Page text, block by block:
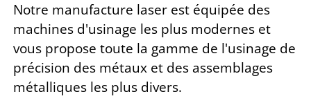
Notre manufacture laser est équipée des
machines d'usinage les plus modernes et
vous propose toute la gamme de l'usinage de
précision des métaux et des assemblages
métalliques les plus divers.